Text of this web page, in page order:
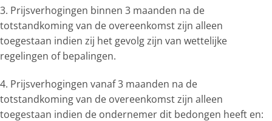
3. Prijsverhogingen binnen 3 maanden na de
totstandkoming van de overeenkomst zijn alleen
toegestaan indien zij het gevolg zijn van wettelijke
regelingen of bepalingen.
4. Prijsverhogingen vanaf 3 maanden na de
totstandkoming van de overeenkomst zijn alleen
toegestaan indien de ondernemer dit bedongen heeft en: